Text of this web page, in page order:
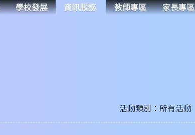
學校發展 資訊服務 教師專區 家長專區
活動類別：所有活動